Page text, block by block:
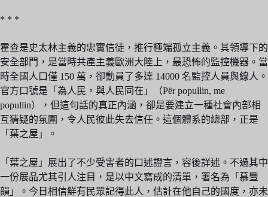
* * *
霍查是史太林主義的忠實信徒，推行極端孤立主義。其領導下的
安全部門，是當時共產主義歐洲大陸上，最恐怖的監控機器。當
時全國人口僅 150 萬，卻動員了多達 14000 名監控人員與線人。
官方口號是「為人民，與人民同在」（Për popullin, me
popullin），但這句話的真正內涵，卻是要建立一種社會內部相
互猜疑的氛圍，令人民彼此失去信任。這個體系的總部，正是
「葉之屋」。
「葉之屋」展出了不少受害者的口述證言，容後詳述。不過其中
一份展品尤其引人注目，是以中文寫成的清單，署名為「慕豐
韻」。今日相信鮮有民眾記得此人，估計在他自己的國度，亦未